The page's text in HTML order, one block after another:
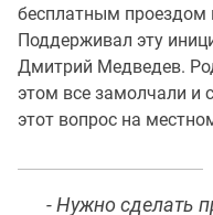
бесплатным проездом
Поддерживал эту
Дмитрий Медведев.
этом все замолчали и
этот вопрос на
- Нужно сделать